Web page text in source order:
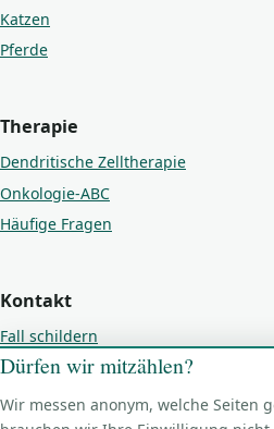
Katzen
Pferde
Therapie
Dendritische Zelltherapie
Onkologie-ABC
Häufige Fragen
Kontakt
Fall schildern
Kontakt
Impressum
Dürfen wir mitzählen?
Wir messen anonym, welche Seiten